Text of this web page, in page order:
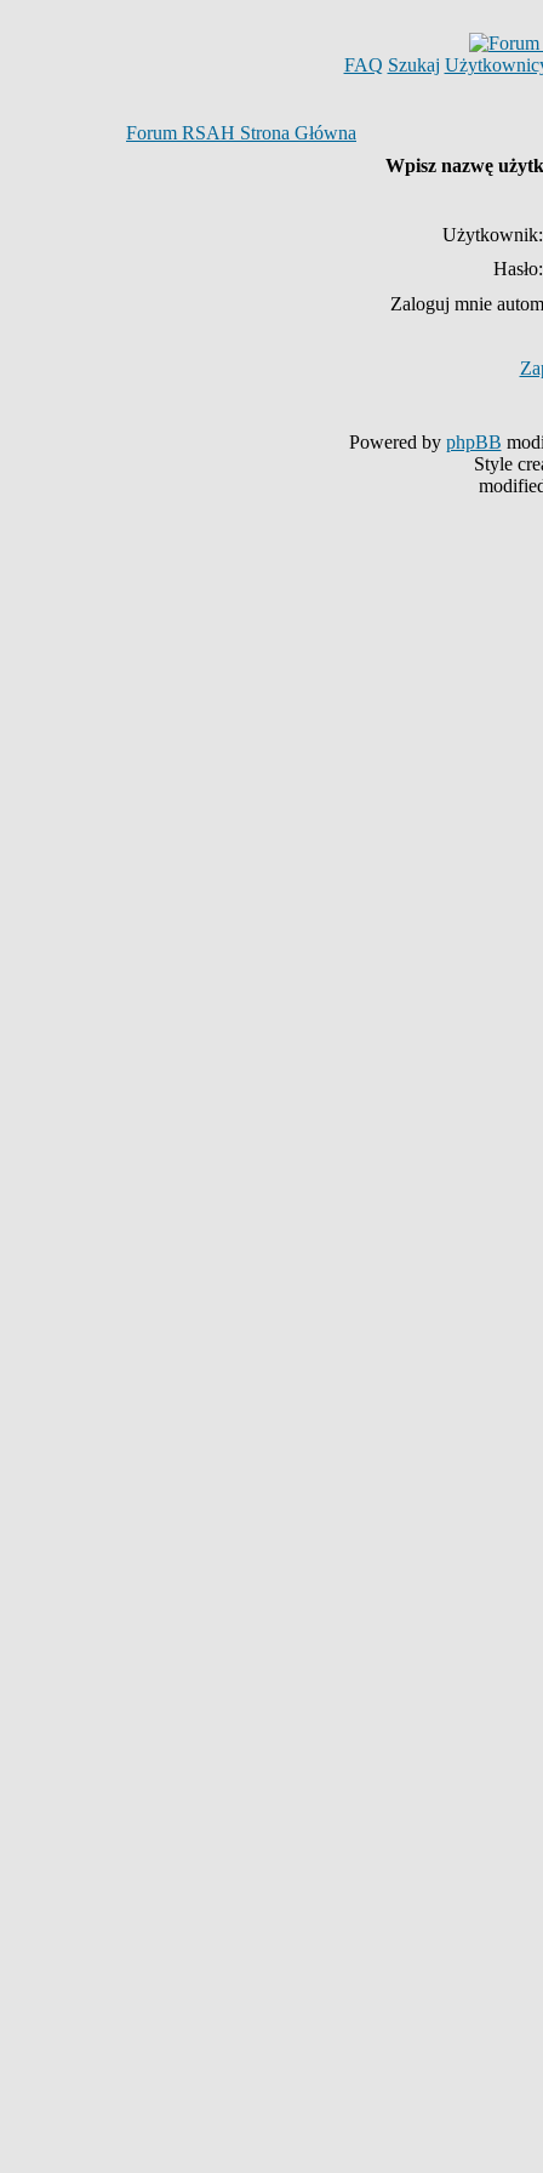
FAQ Szukaj
Forum RSAH Strona Główna
Wpisz nazwę
Użytkownik:
Hasło:
Zaloguj mnie
Powered by phpBB
Style